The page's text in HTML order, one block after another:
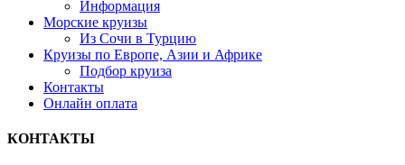
Информация
Морские круизы
Из Сочи в Турцию
Круизы по Европе, Азии и Африке
Подбор круиза
Контакты
Онлайн оплата
КОНТАКТЫ